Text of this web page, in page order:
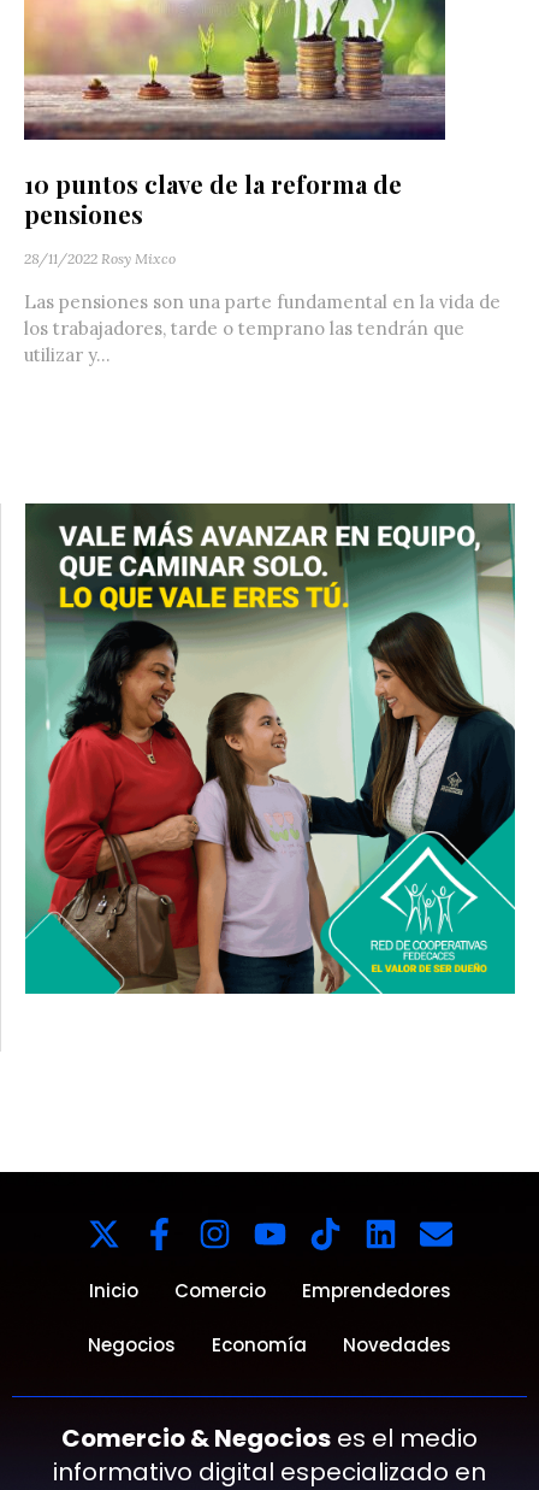
10 puntos clave de la reforma de
pensiones
28/11/2022 Rosy Mixco
Las pensiones son una parte fundamental en la vida de
los trabajadores, tarde o temprano las tendrán que
utilizar y...
Inicio Comercio Emprendedores
Negocios Economía Novedades
Comercio & Negocios es el medio
informativo digital especializado en